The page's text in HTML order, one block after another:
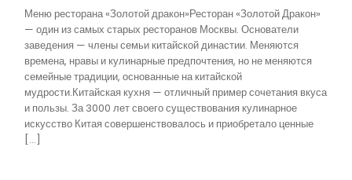
Меню ресторана «Золотой дракон»Ресторан «Золотой Дракон»
— один из самых старых ресторанов Москвы. Основатели
заведения — члены семьи китайской династии. Меняются
времена, нравы и кулинарные предпочтения, но не меняются
семейные традиции, основанные на китайской
мудрости.Китайская кухня — отличный пример сочетания вкуса
и пользы. За 3000 лет своего существования кулинарное
искусство Китая совершенствовалось и приобретало ценные
[…]